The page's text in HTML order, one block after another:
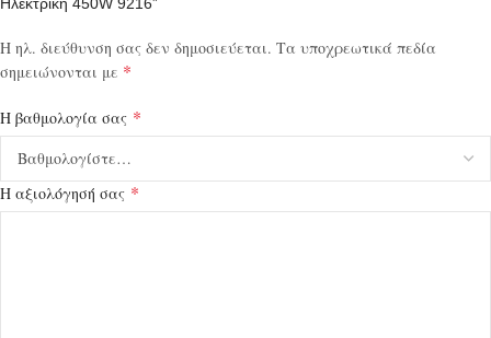
Η ηλ. διεύθυνση σας δεν δημοσιεύεται. Τα υποχρεωτικά πεδία
σημειώνονται με *
Η βαθμολογία σας *
Η αξιολόγησή σας *